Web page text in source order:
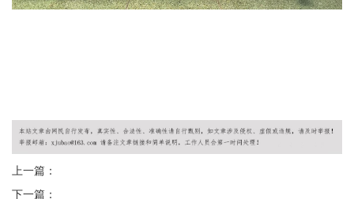
上一篇：
下一篇：